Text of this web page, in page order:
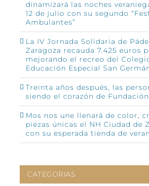
dinamizará las noches
12 de julio con su segundo
Ambulantes”
La IV Jornada Solidaria de
Zaragoza recauda 7.425 euros
mejorando el recreo del
Educación Especial San
Treinta años después, las
siendo el corazón de
Mos nos une llenará de color,
piezas únicas el NH Ciudad de
con su esperada tienda de
CATEGORIAS